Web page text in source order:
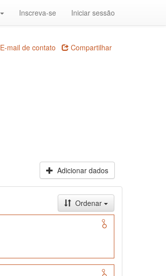
Inscreva-se Iniciar sessão
E-mail de contato Compartilhar
Adicionar dados
Ordenar